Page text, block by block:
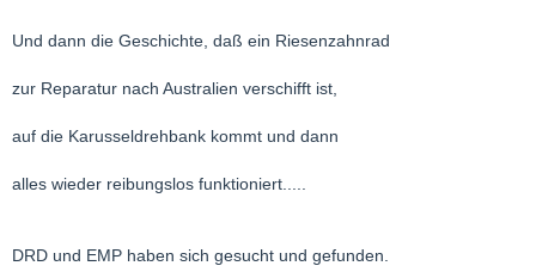
Und dann die Geschichte, daß ein Riesenzahnrad
zur Reparatur nach Australien verschifft ist,
auf die Karusseldrehbank kommt und dann
alles wieder reibungslos funktioniert.....
DRD und EMP haben sich gesucht und gefunden.